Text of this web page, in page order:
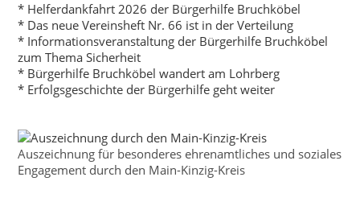
* Helferdankfahrt 2026 der Bürgerhilfe Bruchköbel
* Das neue Vereinsheft Nr. 66 ist in der Verteilung
* Informationsveranstaltung der Bürgerhilfe Bruchköbel
zum Thema Sicherheit
* Bürgerhilfe Bruchköbel wandert am Lohrberg
* Erfolgsgeschichte der Bürgerhilfe geht weiter
Auszeichnung für besonderes ehrenamtliches und soziales
Engagement durch den Main-Kinzig-Kreis